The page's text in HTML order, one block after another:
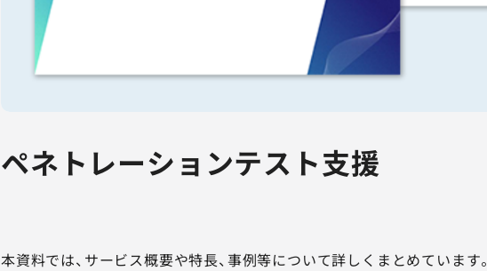
ペネトレーションテスト支援
本資料では、サービス概要や特長、事例等について詳しくまとめています。